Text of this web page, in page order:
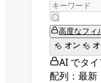
高度なフィ
オン
AI でタ
配列：最新